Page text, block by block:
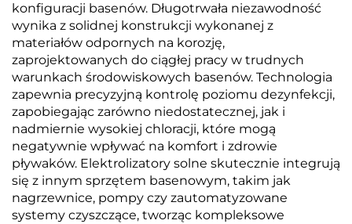
konfiguracji basenów. Długotrwała niezawodność
wynika z solidnej konstrukcji wykonanej z
materiałów odpornych na korozję,
zaprojektowanych do ciągłej pracy w trudnych
warunkach środowiskowych basenów. Technologia
zapewnia precyzyjną kontrolę poziomu dezynfekcji,
zapobiegając zarówno niedostatecznej, jak i
nadmiernie wysokiej chloracji, które mogą
negatywnie wpływać na komfort i zdrowie
pływaków. Elektrolizatory solne skutecznie integrują
się z innym sprzętem basenowym, takim jak
nagrzewnice, pompy czy zautomatyzowane
systemy czyszczące, tworząc kompleksowe